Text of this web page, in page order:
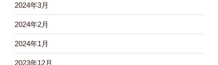
2024年3月
2024年2月
2024年1月
2023年12月